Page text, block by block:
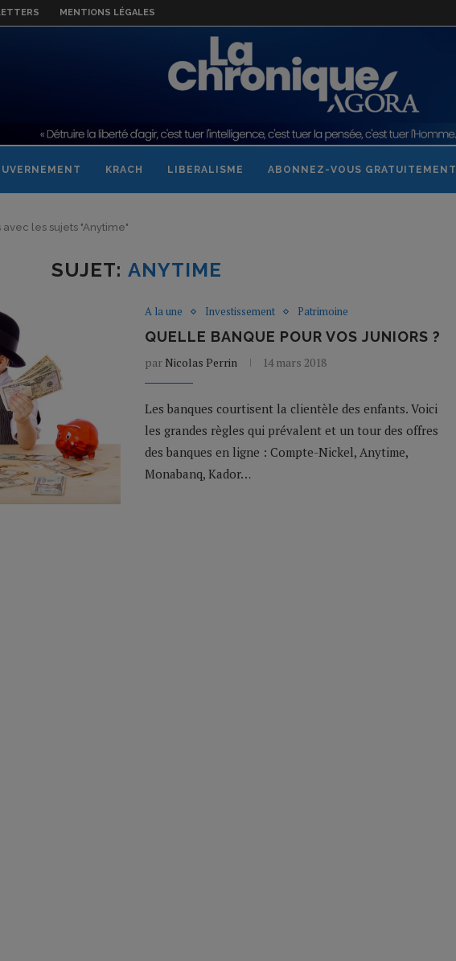
MENTIONS LÉGALES
KRACH LIBERALISME ABONNEZ-VOUS GRATUITEMENT
les sujets "Anytime"
SUJET: ANYTIME
A la une Investissement Patrimoine
QUELLE BANQUE POUR VOS JUNIORS ?
par Nicolas Perrin 14 mars 2018
Les banques courtisent la clientèle des enfants. Voici
les grandes règles qui prévalent et un tour des offres
des banques en ligne : Compte-Nickel, Anytime,
Monabanq, Kador…